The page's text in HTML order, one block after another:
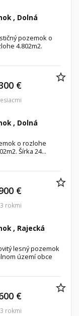
, Dolná
pozemok o
4.802m2.
, Dolná
o rozlohe
Šírka 24...
€
, Rajecká
lesný pozemok
území obce
€
rokmi
€
rokmi